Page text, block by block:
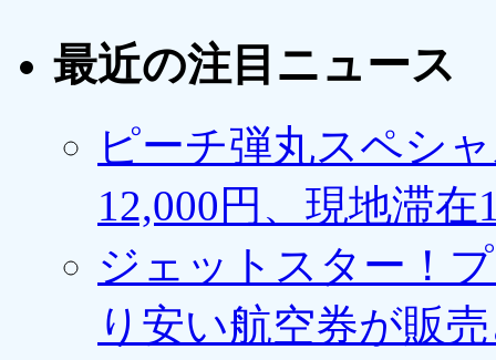
最近の注目ニュース
ピーチ弾丸スペシ
12,000円、現地滞
ジェットスター！
り安い航空券が販